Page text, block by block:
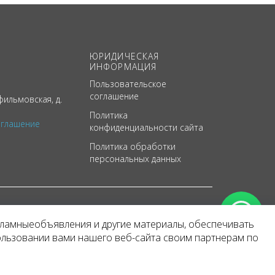
д.
ЮРИДИЧЕСКАЯ
ИНФОРМАЦИЯ
Пользовательское
соглашение
Политика
конфиденциальности сайта
Политика обработки
персональных данных
и другие материалы, обеспечивать
вами нашего веб-сайта своим партнерам по